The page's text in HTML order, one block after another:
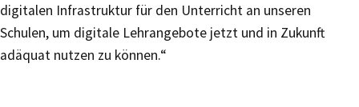
digitalen Infrastruktur für den Unterricht an unseren
Schulen, um digitale Lehrangebote jetzt und in Zukunft
adäquat nutzen zu können.“